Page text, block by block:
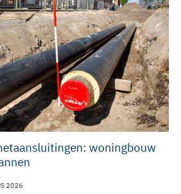
woningbouw
2026